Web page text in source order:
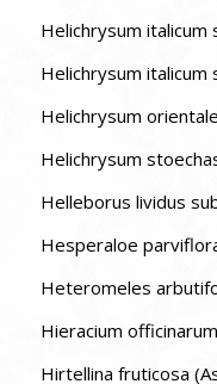
Helichrysum italicum
Helichrysum italicum
Helichrysum orientale
Helichrysum
Helleborus lividus
Hesperaloe
Heteromeles
Hieracium
Hirtellina fruticosa